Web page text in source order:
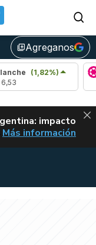
library_addAgreganos
impacto
CLARITY ACT EN
Más información